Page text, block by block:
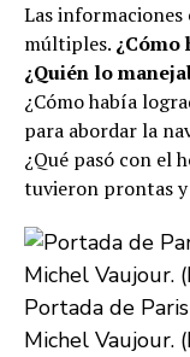
Las
múltiples. ¿Cómo
¿Quién lo
¿Cómo había
para abordar la
¿Qué pasó con el
tuvieron prontas
Portada de
Michel Vaujour.